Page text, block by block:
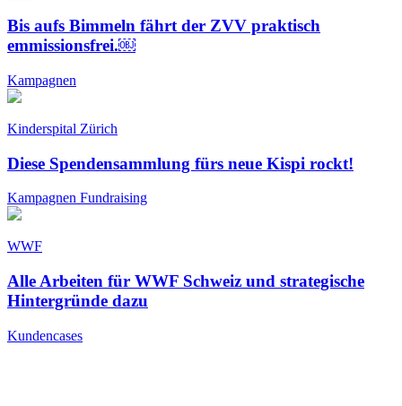
Bis aufs Bimmeln fährt der ZVV praktisch
emmissionsfrei.￼
Kampagnen
Kinderspital Zürich
Diese Spendensammlung fürs neue Kispi rockt!
Kampagnen Fundraising
WWF
Alle Arbeiten für WWF Schweiz und strategische
Hintergründe dazu
Kundencases